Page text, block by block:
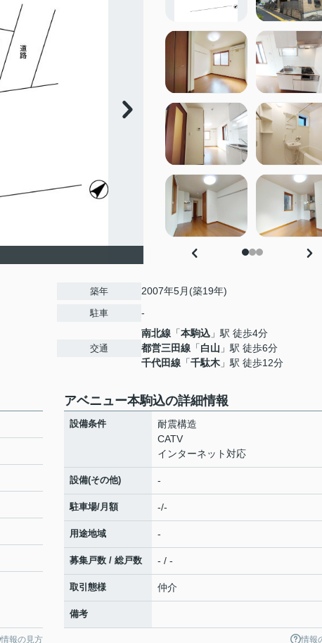
築年 2007年5月(築19年)
駐車 -
交通
南北線 「本駒込 」駅 徒歩4分
都営三田線 「白山 」駅 徒歩6分
千代田線 「千駄木 」駅 徒歩12分
情報の見方
アベニュー本駒込の詳細情報
設備条件
耐震構造
CATV
インターネット対応
設備(その他) -
駐車場/月額 -/-
用途地域 -
募集戸数 / 総戸数 - / -
取引態様 仲介
備考
情報